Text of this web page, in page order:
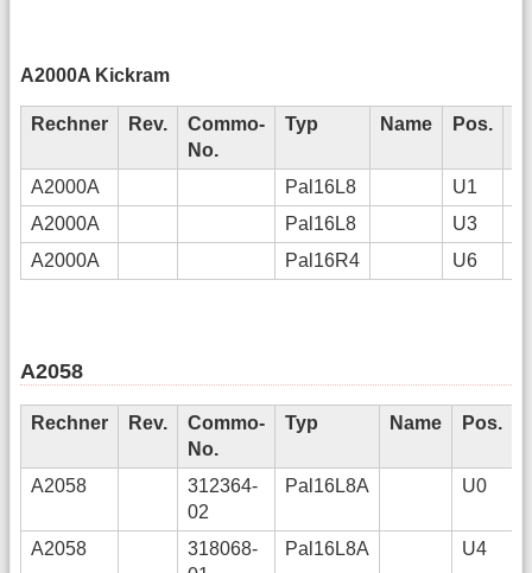
A2000A Kickram
Rechner Rev.
Commo-
No.
Typ Name Pos.
A2000A Pal16L8
U1
A2000A
Pal16L8
U3
A2000A
Pal16R4 U6
A2058
Rechner Rev.
Commo-
No.
Typ Name Pos.
A2058
312364-
02
Pal16L8A U0
A2058
318068-
Pal16L8A U4